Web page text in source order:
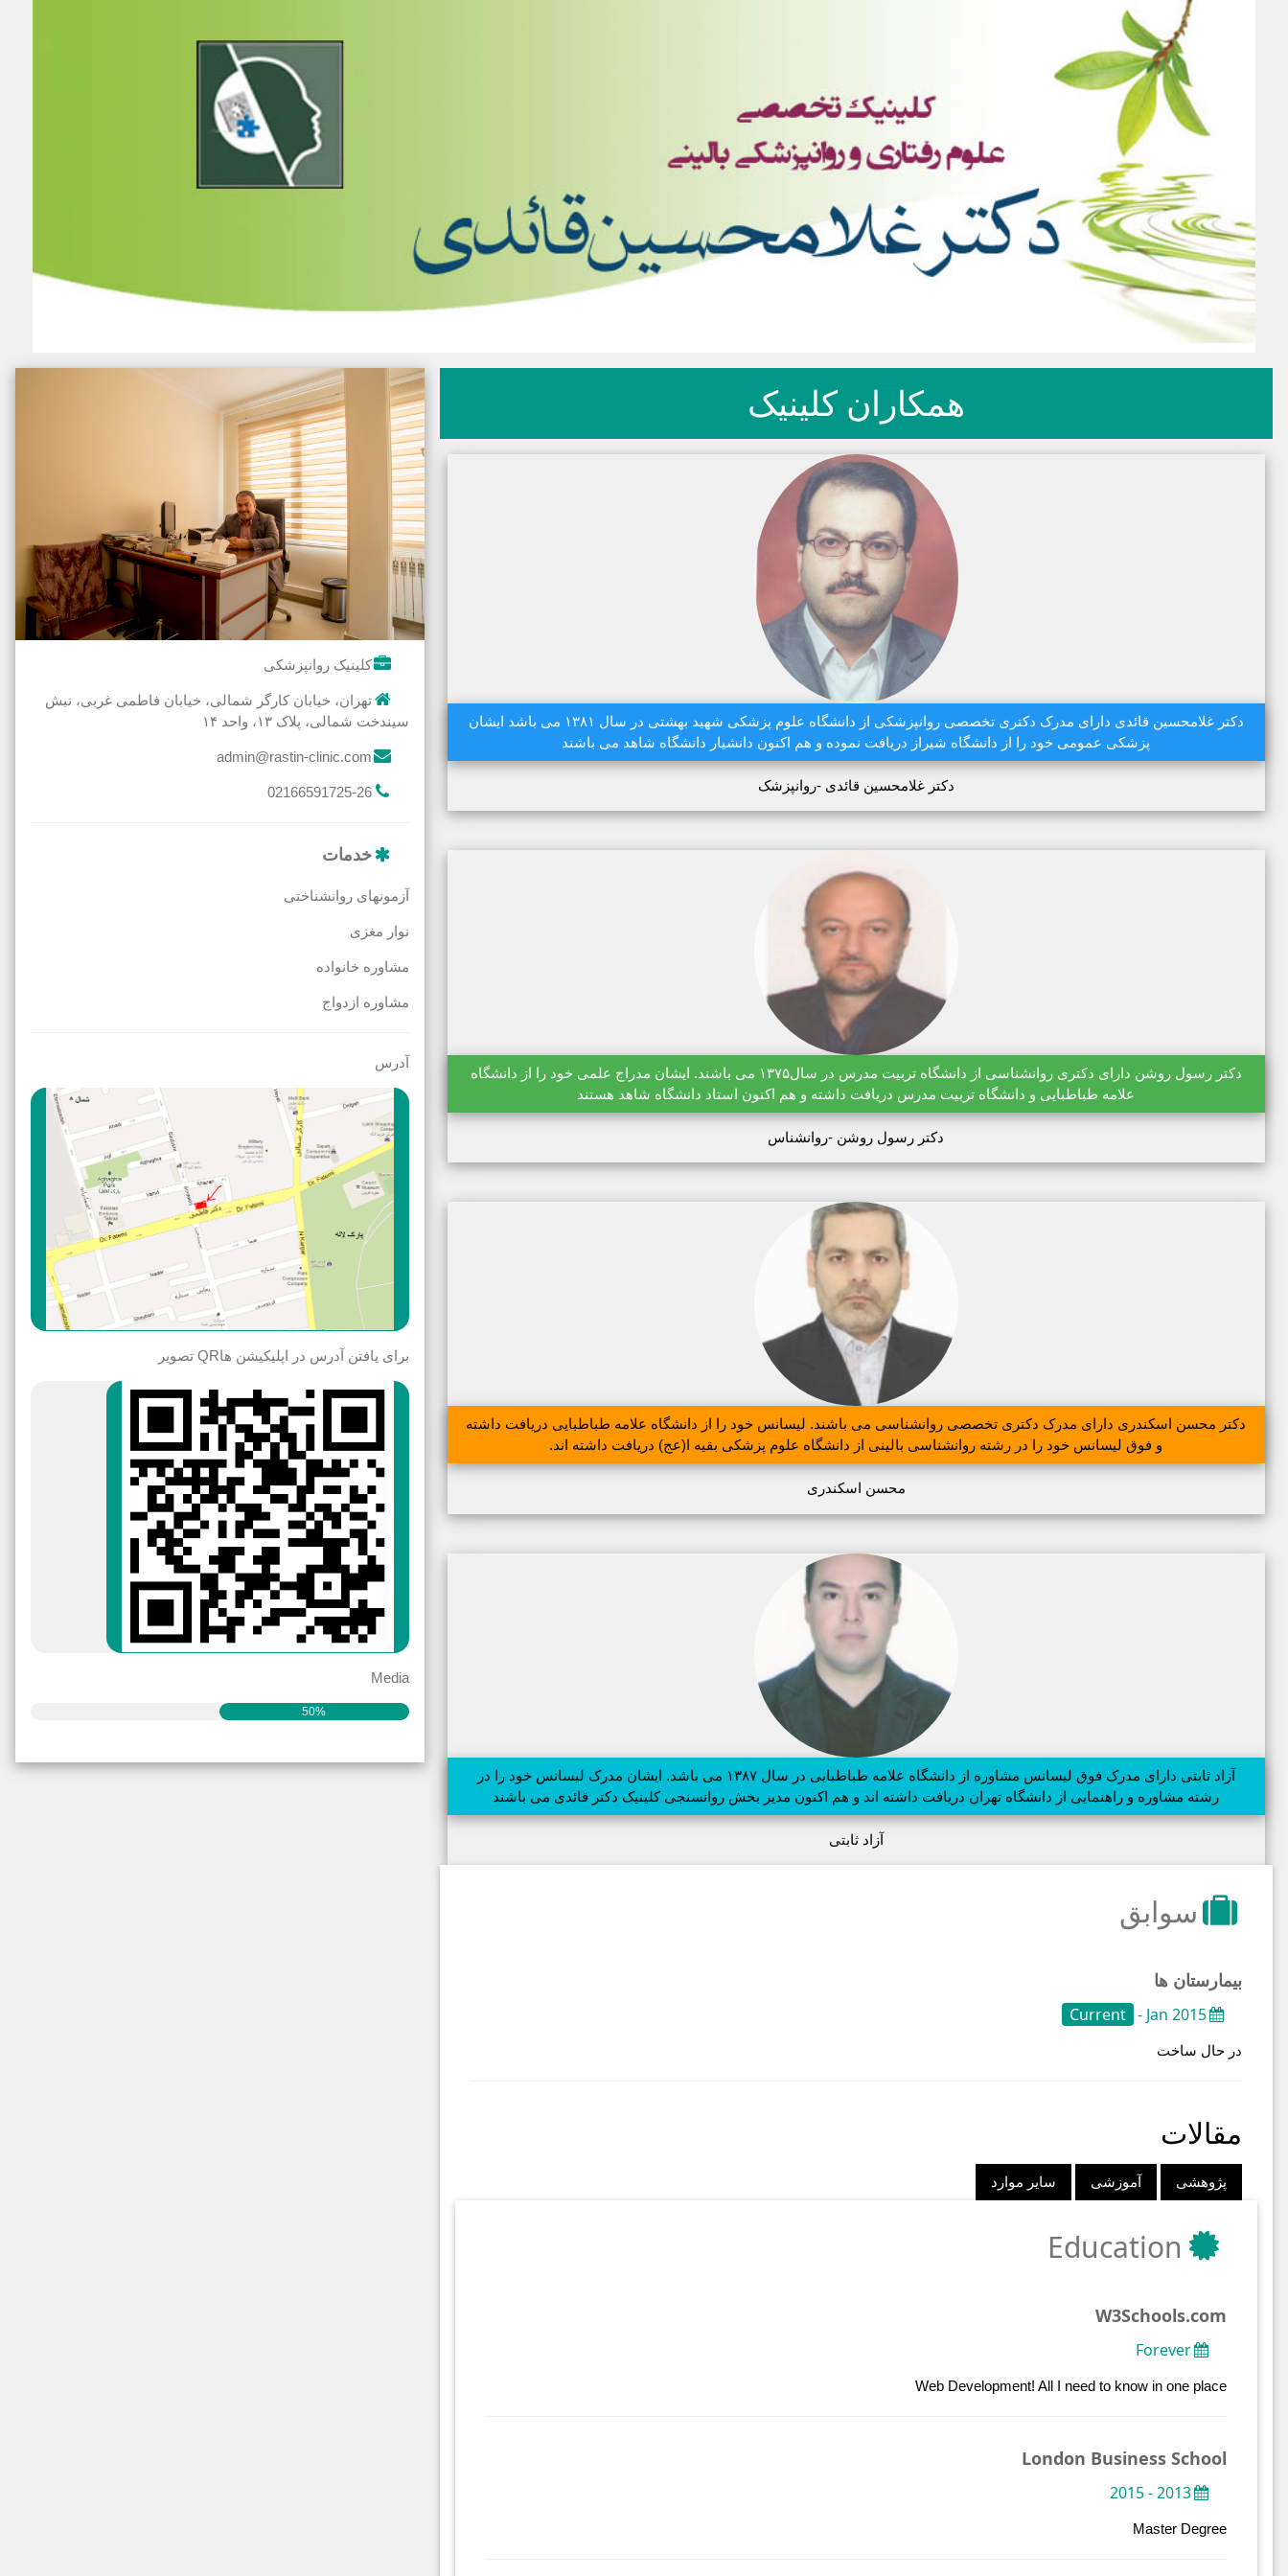
کلینیک روانپزشکی
تهران، خیابان کارگر شمالی، خیابان فاطمی غربی، نبش
سیندخت شمالی، پلاک ۱۳، واحد ۱۴
admin@rastin-clinic.com
02166591725-26
خدمات
آزمونهای روانشناختی
نوار مغزی
مشاوره خانواده
مشاوره ازدواج
آدرس
برای یافتن آدرس در اپلیکیشن هاQR تصویر
Media
50%
همکاران کلینیک
دکتر غلامحسین قائدی دارای مدرک دکتری تخصصی روانپزشکی از دانشگاه علوم پزشکی شهید بهشتی در سال ۱۳۸۱ می باشد ایشان
پزشکی عمومی خود را از دانشگاه شیراز دریافت نموده و هم اکنون دانشیار دانشگاه شاهد می باشند
دکتر غلامحسین قائدی -روانپزشک
دکتر رسول روشن دارای دکتری روانشناسی از دانشگاه تربیت مدرس در سال۱۳۷۵ می باشند. ایشان مدراج علمی خود را از دانشگاه
علامه طباطبایی و دانشگاه تربیت مدرس دریافت داشته و هم اکنون استاد دانشگاه شاهد هستند
دکتر رسول روشن -روانشناس
دکتر محسن اسکندری دارای مدرک دکتری تخصصی روانشناسی می باشند. لیسانس خود را از دانشگاه علامه طباطبایی دریافت داشته
و فوق لیسانس خود را در رشته روانشناسی بالینی از دانشگاه علوم پزشکی بقیه ا(عج) دریافت داشته اند.
محسن اسکندری
آزاد ثابتی دارای مدرک فوق لیسانس مشاوره از دانشگاه علامه طباطبایی در سال ۱۳۸۷ می باشد. ایشان مدرک لیسانس خود را در
رشته مشاوره و راهنمایی از دانشگاه تهران دریافت داشته اند و هم اکنون مدیر بخش روانسنجی کلینیک دکتر قائدی می باشند
آزاد ثابتی
سوابق
بیمارستان ها
Jan 2015 -
Current
در حال ساخت
مقالات
پژوهشی آموزشی سایر موارد
Education
W3Schools.com
Forever
Web Development! All I need to know in one place
London Business School
2013 - 2015
Master Degree